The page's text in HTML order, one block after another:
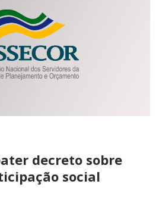
decreto sobre
social